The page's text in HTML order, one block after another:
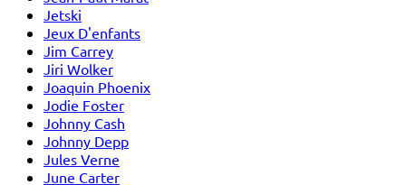
Jetski
Jeux D'enfants
Jim Carrey
Jiri Wolker
Joaquin Phoenix
Jodie Foster
Johnny Cash
Johnny Depp
Jules Verne
June Carter